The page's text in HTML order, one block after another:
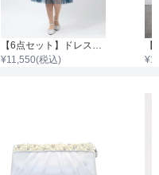
¥11,550(税込) ¥